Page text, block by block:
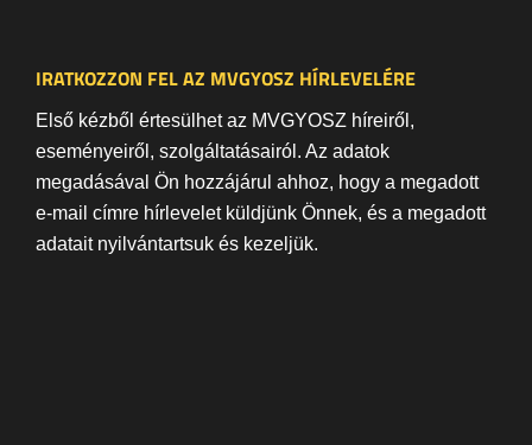
IRATKOZZON FEL AZ MVGYOSZ HÍRLEVELÉRE
Első kézből értesülhet az MVGYOSZ híreiről,
eseményeiről, szolgáltatásairól. Az adatok
megadásával Ön hozzájárul ahhoz, hogy a megadott
e-mail címre hírlevelet küldjünk Önnek, és a megadott
adatait nyilvántartsuk és kezeljük.